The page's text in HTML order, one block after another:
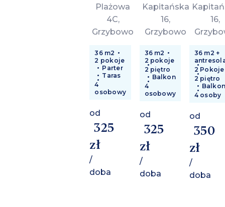
Plażowa
4C,
Grzybowo
36 m2
2 pokoje
Parter
Taras
4
osobowy
od
325
zł
/
doba
Kapitańska
16,
Grzybowo
36 m2
2 pokoje
2 piętro
Balkon
4
osobowy
od
325
zł
/
doba
16,
36 m2 +
2 Pokoje
2 piętro
4 osoby
od
350
zł
/
doba